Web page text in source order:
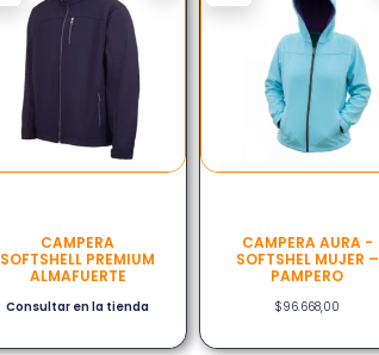
CAMPERA
SOFTSHELL PREMIUM
ALMAFUERTE
Consultar en la tienda
CAMPERA AURA -
SOFTSHEL MUJER –
PAMPERO
$96.668,00